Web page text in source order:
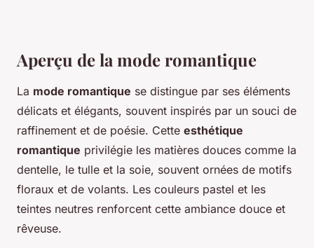
Aperçu de la mode romantique
La mode romantique se distingue par ses éléments
délicats et élégants, souvent inspirés par un souci de
raffinement et de poésie. Cette esthétique
romantique privilégie les matières douces comme la
dentelle, le tulle et la soie, souvent ornées de motifs
floraux et de volants. Les couleurs pastel et les
teintes neutres renforcent cette ambiance douce et
rêveuse.